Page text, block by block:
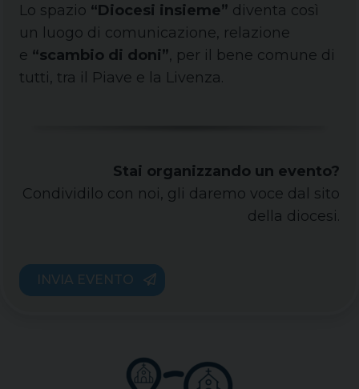
Lo spazio “Diocesi insieme” diventa così
un luogo di comunicazione, relazione
e “scambio di doni”, per il bene comune di
tutti, tra il Piave e la Livenza.
Stai organizzando un evento?
Condividilo con noi, gli daremo voce dal sito
della diocesi.
INVIA EVENTO